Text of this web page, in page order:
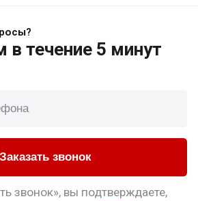
в течение 5 минут
Заказать звонок
звонок», вы подтверждаете,